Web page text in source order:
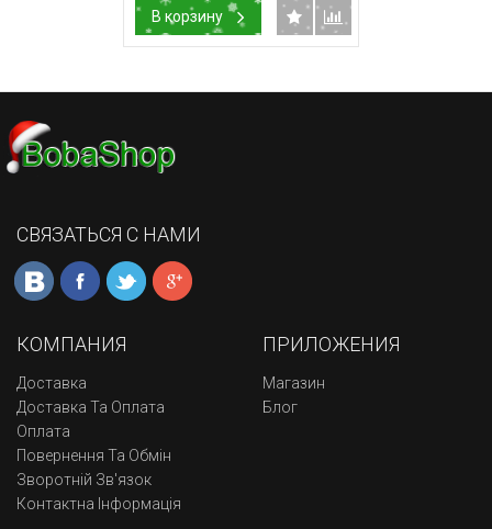
В корзину
СВЯЗАТЬСЯ С НАМИ
КОМПАНИЯ
Доставка
Доставка Та Оплата
Оплата
Повернення Та Обмін
Зворотній Зв'язок
Контактна Інформація
ПРИЛОЖЕНИЯ
Магазин
Блог